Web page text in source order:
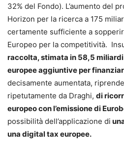
32% del Fondo). L’aumento del
Horizon per la ricerca a 175
certamente sufficiente a
Europeo per la competitività.
raccolta, stimata in 58,5 miliardi
europee aggiuntive per
decisamente aumentata,
ripetutamente da Draghi, di
europeo con l’emissione di
possibilità dell’applicazione di
una digital tax europee.